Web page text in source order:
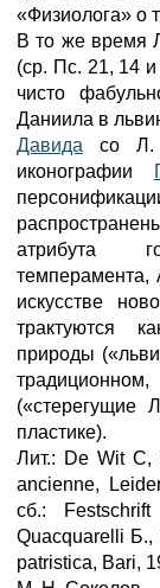
«Физиолога» о
В то же время
(ср. Пс. 21, 14
чисто
Даниила в
Давида со Л.
иконографии
атрибута
искусстве
трактуются
природы
(«стерегущие
пластике).
Лит.: De Wit С,
ancienne,
сб.:
Quacquarelli Б.,
patristica, Bari,